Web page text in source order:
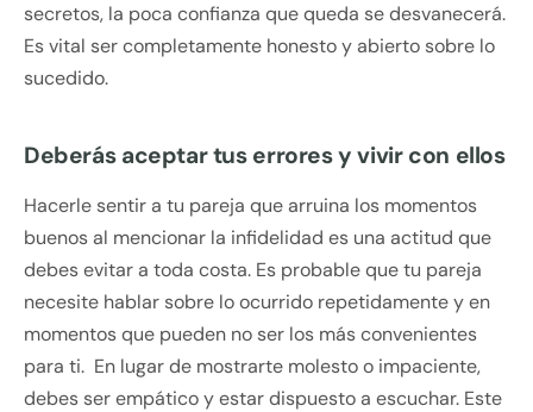
secretos, la poca confianza que queda se desvanecerá.
Es vital ser completamente honesto y abierto sobre lo
sucedido.
Deberás aceptar tus errores y vivir con ellos
Hacerle sentir a tu pareja que arruina los momentos
buenos al mencionar la infidelidad es una actitud que
debes evitar a toda costa. Es probable que tu pareja
necesite hablar sobre lo ocurrido repetidamente y en
momentos que pueden no ser los más convenientes
para ti. En lugar de mostrarte molesto o impaciente,
debes ser empático y estar dispuesto a escuchar. Este